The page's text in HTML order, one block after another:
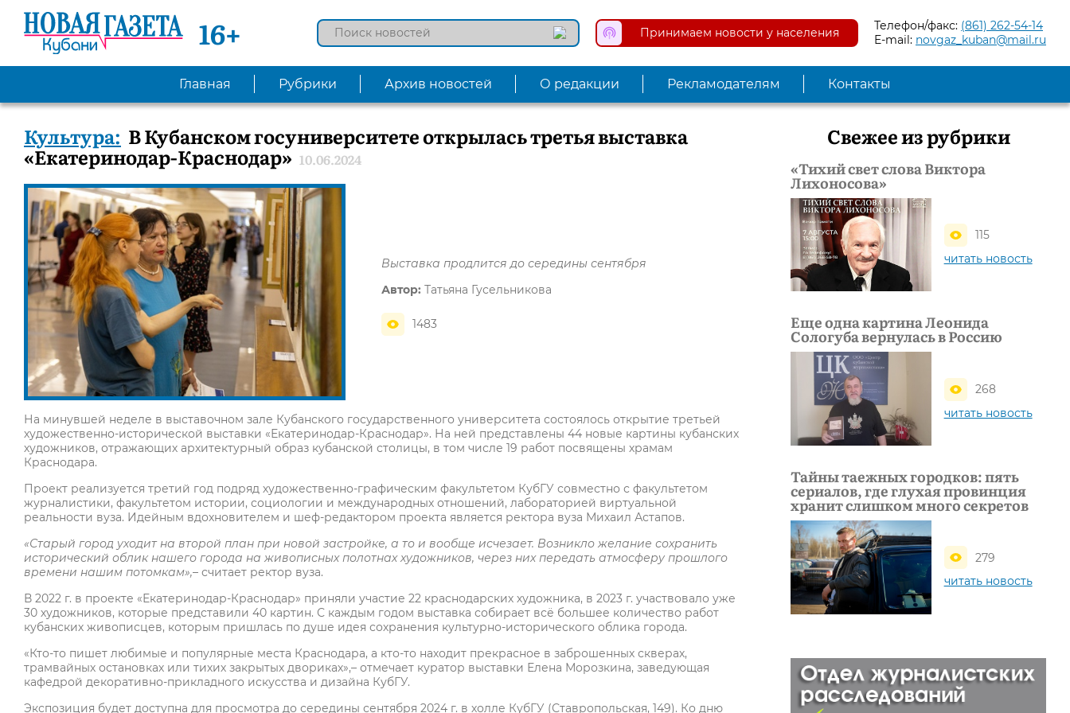
16+ Принимаем новости у населения Телефон/факс: (861) 262-54-14
E-mail: novgaz_kuban@mail.ru
Главная Рубрики Архив новостей О редакции Рекламодателям Контакты
Культура: В Кубанском госуниверситете открылась третья выставка
«Екатеринодар-Краснодар» 10.06.2024
Выставка продлится до середины сентября
Автор: Татьяна Гусельникова
1483
На минувшей неделе в выставочном зале Кубанского государственного университета состоялось открытие третьей
художественно-исторической выставки «Екатеринодар-Краснодар». На ней представлены 44 новые картины кубанских
художников, отражающих архитектурный образ кубанской столицы, в том числе 19 работ посвящены храмам
Краснодара.
Проект реализуется третий год подряд художественно-графическим факультетом КубГУ совместно с факультетом
журналистики, факультетом истории, социологии и международных отношений, лабораторией виртуальной
реальности вуза. Идейным вдохновителем и шеф-редактором проекта является ректора вуза Михаил Астапов.
«Старый город уходит на второй план при новой застройке, а то и вообще исчезает. Возникло желание сохранить
исторический облик нашего города на живописных полотнах художников, через них передать атмосферу прошлого
времени нашим потомкам»,– считает ректор вуза.
В 2022 г. в проекте «Екатеринодар-Краснодар» приняли участие 22 краснодарских художника, в 2023 г. участвовало уже
30 художников, которые представили 40 картин. С каждым годом выставка собирает всё большее количество работ
кубанских живописцев, которым пришлась по душе идея сохранения культурно-исторического облика города.
«Кто-то пишет любимые и популярные места Краснодара, а кто-то находит прекрасное в заброшенных скверах,
трамвайных остановках или тихих закрытых двориках»,– отмечает куратор выставки Елена Морозкина, заведующая
кафедрой декоративно-прикладного искусства и дизайна КубГУ.
Экспозиция будет доступна для просмотра до середины сентября 2024 г. в холле КубГУ (Ставропольская, 149). Ко дню
Свежее из рубрики
«Тихий свет слова Виктора
Лихоносова»
115
читать новость
Еще одна картина Леонида
Сологуба вернулась в Россию
268
читать новость
Тайны таежных городков: пять
сериалов, где глухая провинция
хранит слишком много секретов
279
читать новость